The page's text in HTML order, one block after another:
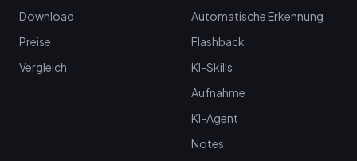
Download
Preise
Vergleich
Automatische Erkennung
Flashback
KI-Skills
Aufnahme
KI-Agent
Notes